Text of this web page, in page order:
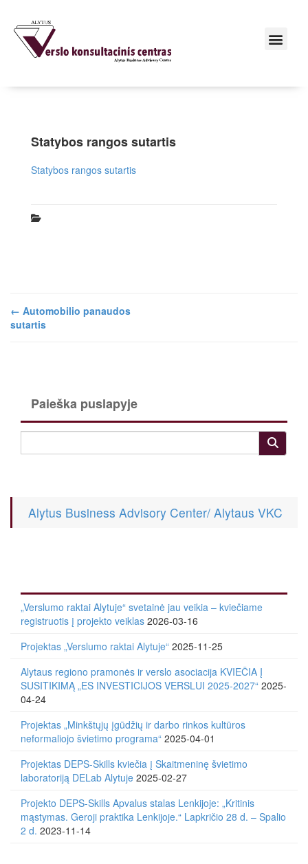
Statybos rangos sutartis
Statybos rangos sutartis
← Automobilio panaudos
sutartis
Paieška puslapyje
Alytus Business Advisory Center/ Alytaus VKC
„Verslumo raktai Alytuje“ svetainė jau veikia – kviečiame
registruotis į projekto veiklas 2026-03-16
Projektas „Verslumo raktai Alytuje“ 2025-11-25
Alytaus regiono pramonės ir verslo asociacija KVIEČIA Į
SUSITIKIMĄ „ES INVESTICIJOS VERSLUI 2025-2027“ 2025-
04-24
Projektas „Minkštųjų įgūdžių ir darbo rinkos kultūros
neformaliojo švietimo programa“ 2025-04-01
Projektas DEPS-Skills kviečia į Skaitmeninę švietimo
laboratoriją DELab Alytuje 2025-02-27
Projekto DEPS-Skills Apvalus stalas Lenkijoje: „Kritinis
mąstymas. Geroji praktika Lenkijoje.“ Lapkričio 28 d. – Spalio
2 d. 2023-11-14